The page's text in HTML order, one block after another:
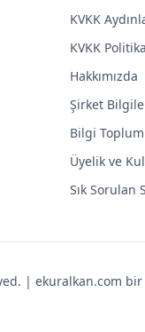
KVKK
KVKK
Hakkımızda
Şirket
Bilgi
Üyelik ve
Sık Sorulan
| ekuralkan.com bir